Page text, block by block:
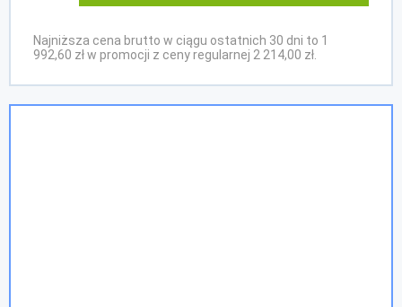
Najniższa cena brutto w ciągu ostatnich 30 dni to 1
992,60 zł w promocji z ceny regularnej 2 214,00 zł.